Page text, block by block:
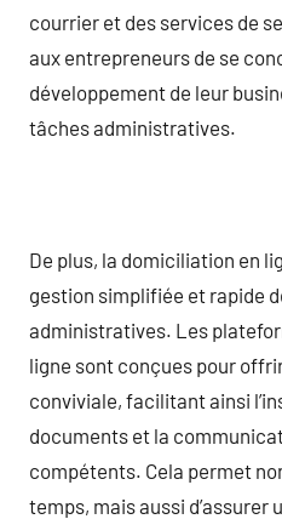
courrier et des services de
aux entrepreneurs de se
développement de leur
tâches administratives.
De plus, la domiciliation en
gestion simplifiée et rapide
administratives. Les
ligne sont conçues pour
conviviale, facilitant ainsi
documents et la
compétents. Cela permet
temps, mais aussi